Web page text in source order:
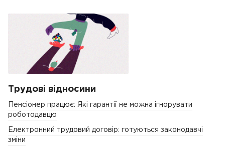
Трудові відносини
Пенсіонер працює: Які гарантії не можна ігнорувати
роботодавцю
Електронний трудовий договір: готуються законодавчі
зміни